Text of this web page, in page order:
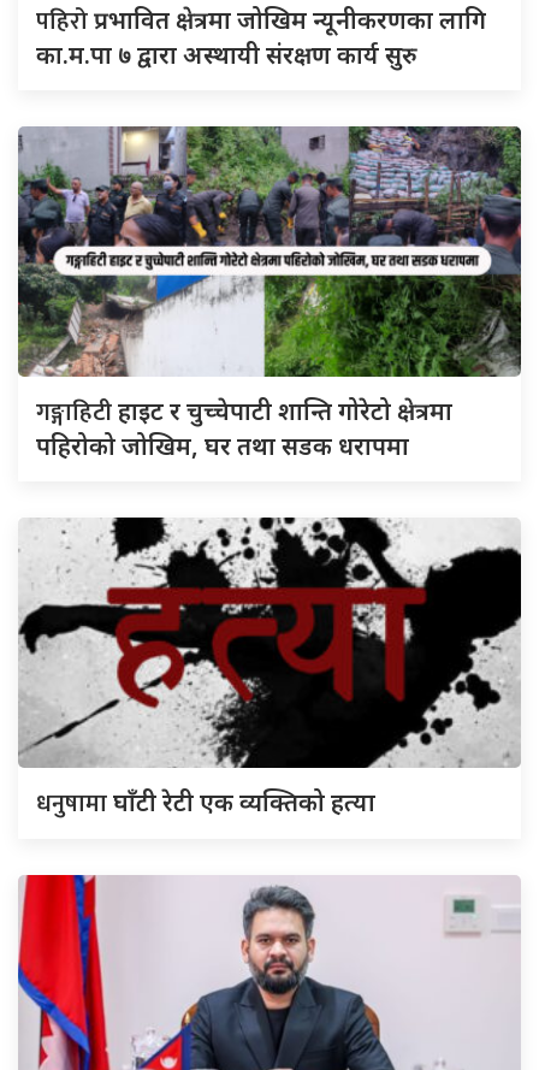
पहिरोप्रभावित क्षेत्रमा जोखिम न्यूनीकरणका लागि
का.म.पा ७ द्वारा अस्थायी संरक्षण कार्य सुरु
गङ्गाहिटीहाइट र चुच्चेपाटी शान्ति गोरेटो क्षेत्रमा
पहिरोको जोखिम, घर तथा सडक धरापमा
धनुषामाघाँटी रेटी एक व्यक्तिको हत्या